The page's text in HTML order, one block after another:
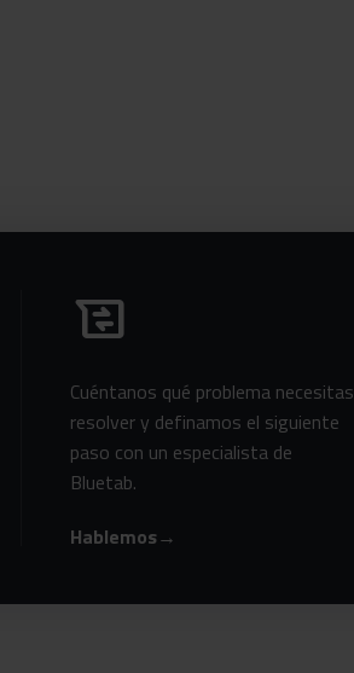
business_messages
Habla con Bluetab
Cuéntanos qué problema necesitas
resolver y definamos el siguiente
paso con un especialista de
Bluetab.
Hablemos→